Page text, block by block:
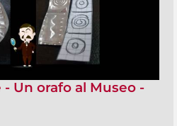
Un orafo al Museo -